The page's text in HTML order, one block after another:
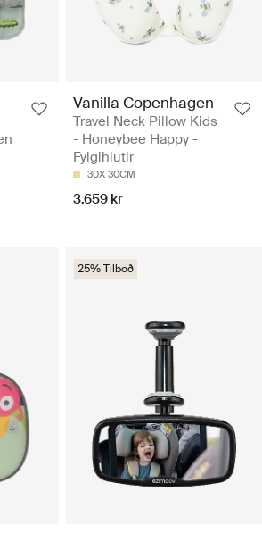
Vanilla Copenhagen
Travel Neck Pillow Kids
- Honeybee Happy -
Fylgihlutir
30X 30CM
3.659 kr
25% Tilboð